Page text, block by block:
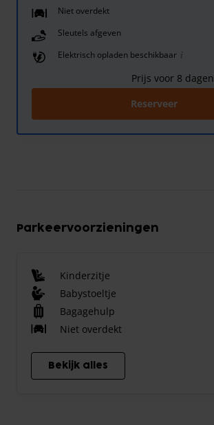
Niet overdekt
Sleutels afgeven
Elektrisch opladen beschikbaar
Prijs voor 8 dagen
Reserveer
Parkeervoorzieningen
Kinderzitje
Babystoeltje
Bagagehulp
Niet overdekt
Bekijk alles